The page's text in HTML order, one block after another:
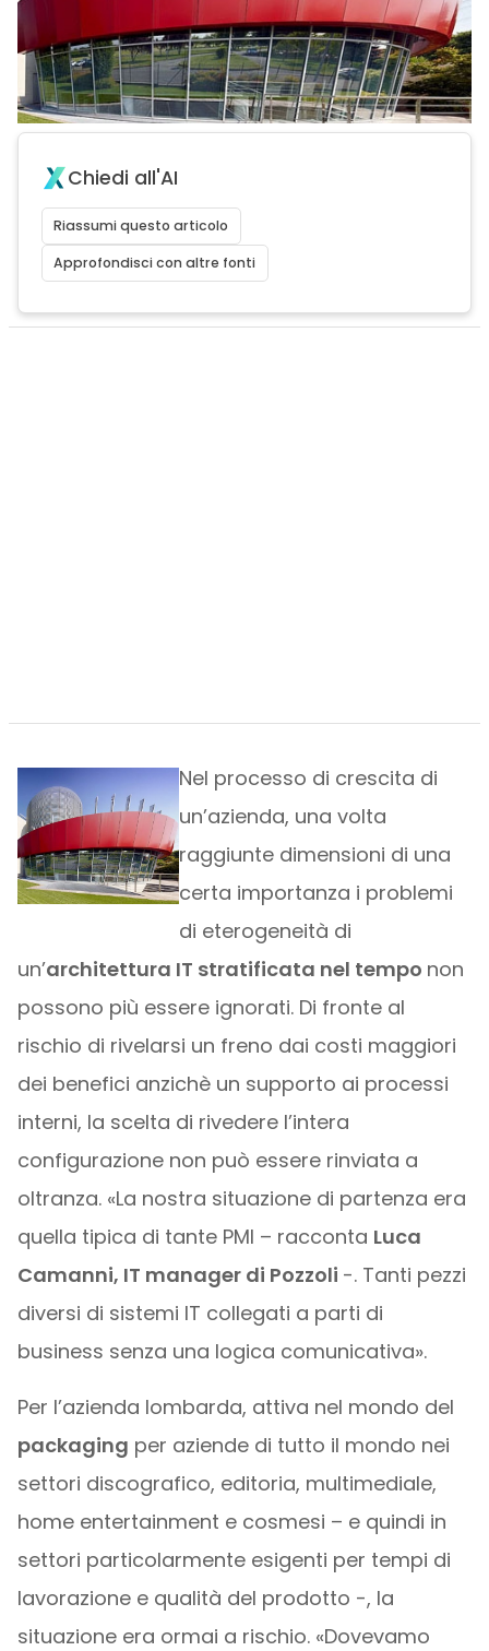
Chiedi all'AI
Riassumi questo articolo
Approfondisci con altre fonti
Nel processo di crescita di
un’azienda, una volta
raggiunte dimensioni di una
certa importanza i problemi
di eterogeneità di
un’architettura IT stratificata nel tempo non
possono più essere ignorati. Di fronte al
rischio di rivelarsi un freno dai costi maggiori
dei benefici anzichè un supporto ai processi
interni, la scelta di rivedere l’intera
configurazione non può essere rinviata a
oltranza. «La nostra situazione di partenza era
quella tipica di tante PMI – racconta Luca
Camanni, IT manager di Pozzoli -. Tanti pezzi
diversi di sistemi IT collegati a parti di
business senza una logica comunicativa».
Per l’azienda lombarda, attiva nel mondo del
packaging per aziende di tutto il mondo nei
settori discografico, editoria, multimediale,
home entertainment e cosmesi – e quindi in
settori particolarmente esigenti per tempi di
lavorazione e qualità del prodotto -, la
situazione era ormai a rischio. «Dovevamo